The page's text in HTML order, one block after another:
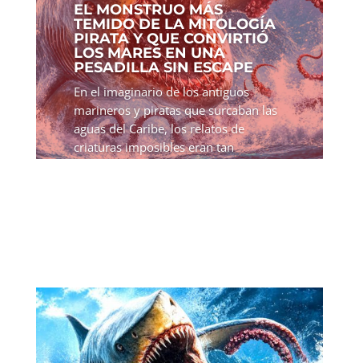
EL MONSTRUO MÁS
TEMIDO DE LA MITOLOGÍA
PIRATA Y QUE CONVIRTIÓ
LOS MARES EN UNA
PESADILLA SIN ESCAPE
En el imaginario de los antiguos
marineros y piratas que surcaban las
aguas del Caribe, los relatos de
criaturas imposibles eran tan